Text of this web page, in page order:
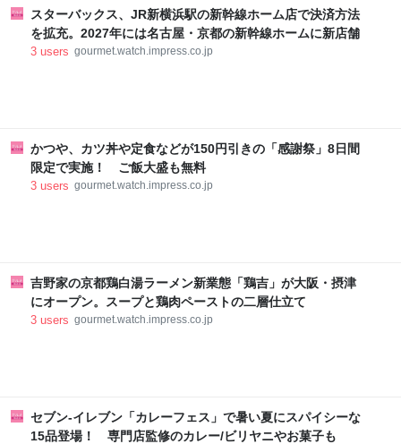
スターバックス、JR新横浜駅の新幹線ホーム店で決済方法
を拡充。2027年には名古屋・京都の新幹線ホームに新店舗
3 users gourmet.watch.impress.co.jp
かつや、カツ丼や定食などが150円引きの「感謝祭」8日間
限定で実施！ ご飯大盛も無料
3 users gourmet.watch.impress.co.jp
吉野家の京都鶏白湯ラーメン新業態「鶏吉」が大阪・摂津
にオープン。スープと鶏肉ペーストの二層仕立て
3 users gourmet.watch.impress.co.jp
セブン-イレブン「カレーフェス」で暑い夏にスパイシーな
15品登場！ 専門店監修のカレー/ビリヤニやお菓子も